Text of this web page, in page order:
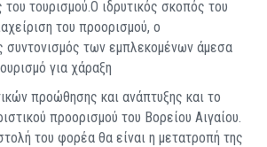
του τουρισμού.Ο ιδρυτικός σκοπός του
του προορισμού, ο
συντονισμός των εμπλεκομένων άμεσα
για χάραξη
προώθησης και ανάπτυξης και το
προορισμού του Βορείου Αιγαίου.
του φορέα θα είναι η μετατροπή της